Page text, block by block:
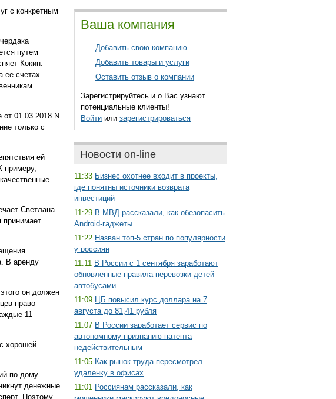
с конкретным
путем
Кокин.
ее счетах
01.03.2018 N
только с
ей
примеру,
Светлана
принимает
В аренду
он должен
право
11
хорошей
по дому
денежные
Поэтому
Ваша компания
Добавить свою компанию
Добавить товары и услуги
Оставить отзыв о компании
Зарегистрируйтесь и о Вас узнают
потенциальные клиенты!
Войти или зарегистрироваться
Новости on-line
11:33 Бизнес охотнее входит в проекты,
где понятны источники возврата
инвестиций
11:29 В МВД рассказали, как обезопасить
Android-гаджеты
11:22 Назван топ-5 стран по популярности
у россиян
11:11 В России с 1 сентября заработают
обновленные правила перевозки детей
автобусами
11:09 ЦБ повысил курс доллара на 7
августа до 81,41 рубля
11:07 В России заработает сервис по
автономному признанию патента
недействительным
11:05 Как рынок труда пересмотрел
удаленку в офисах
11:01 Россиянам рассказали, как